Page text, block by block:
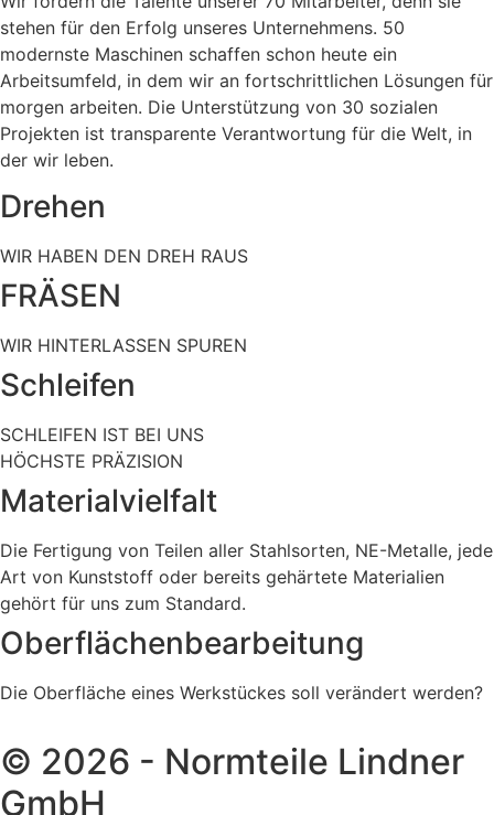
stehen für den Erfolg unseres Unternehmens. 50
modernste Maschinen schaffen schon heute ein
Arbeitsumfeld, in dem wir an fortschrittlichen Lösungen für
morgen arbeiten. Die Unterstützung von 30 sozialen
Projekten ist transparente Verantwortung für die Welt, in
der wir leben.
Drehen
WIR HABEN DEN DREH RAUS
FRÄSEN
WIR HINTERLASSEN SPUREN
Schleifen
SCHLEIFEN IST BEI UNS
HÖCHSTE PRÄZISION
Materialvielfalt
Die Fertigung von Teilen aller Stahlsorten, NE-Metalle, jede
Art von Kunststoff oder bereits gehärtete Materialien
gehört für uns zum Standard.
Oberflächenbearbeitung
Die Oberfläche eines Werkstückes soll verändert werden?
© 2026 - Normteile Lindner
GmbH